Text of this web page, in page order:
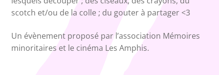
scotch et/ou de la colle ; du gouter à partager <3
Un évènement proposé par l’association Mémoires
minoritaires et le cinéma Les Amphis.